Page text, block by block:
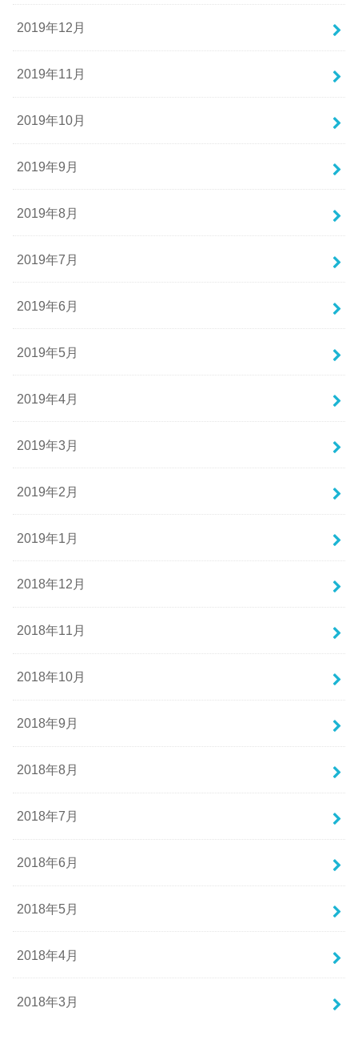
2019年12月
2019年11月
2019年10月
2019年9月
2019年8月
2019年7月
2019年6月
2019年5月
2019年4月
2019年3月
2019年2月
2019年1月
2018年12月
2018年11月
2018年10月
2018年9月
2018年8月
2018年7月
2018年6月
2018年5月
2018年4月
2018年3月